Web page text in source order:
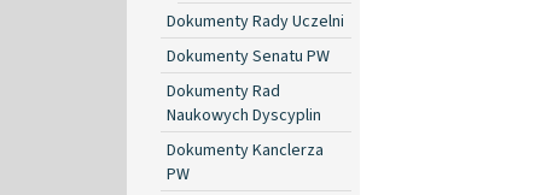
Dokumenty Rady Uczelni
Dokumenty Senatu PW
Dokumenty Rad
Naukowych Dyscyplin
Dokumenty Kanclerza
PW